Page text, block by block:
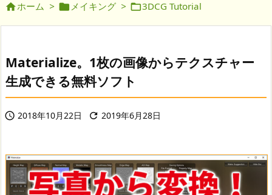
前へ
ホーム >  メイキング > 3DCG Tutorial
Materialize。1枚の画像からテクスチャー
生成できる無料ソフト
 2018年10月22日  2019年6月28日